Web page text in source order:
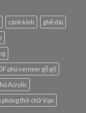
cánh kính
ghế dài
phủ verneer gỗ gõ
Acrylic
phòng thờ chữ Vạn